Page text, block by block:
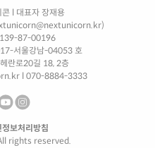
콘l 대표자 장재용
139-87-00196
서울강남-04053 호
란로20길 18, 2층
l 070-8884-3333
정보처리방침
rights reserved.